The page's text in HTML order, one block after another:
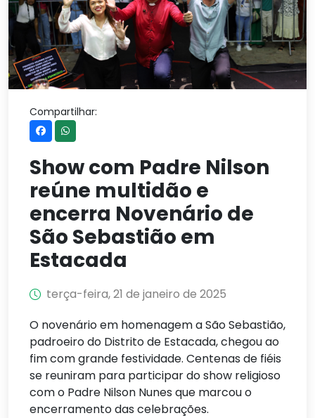
Compartilhar:
Show com Padre Nilson
reúne multidão e
encerra Novenário de
São Sebastião em
Estacada
terça-feira, 21 de janeiro de 2025
O novenário em homenagem a São Sebastião,
padroeiro do Distrito de Estacada, chegou ao
fim com grande festividade. Centenas de fiéis
se reuniram para participar do show religioso
com o Padre Nilson Nunes que marcou o
encerramento das celebrações.